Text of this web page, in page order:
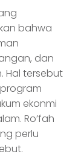
bahwa
dan
Hal tersebut
ekonmi
Ro’fah
perlu